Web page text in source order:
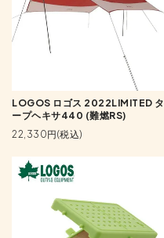
LOGOS ロゴス 2022LIMITED タ
ープヘキサ440 (難燃RS)
22,330円(税込)